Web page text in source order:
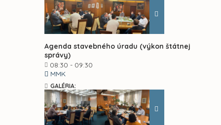
Agenda stavebného úradu (výkon štátnej
správy)
08:30 - 09:30
MMK
GALÉRIA: